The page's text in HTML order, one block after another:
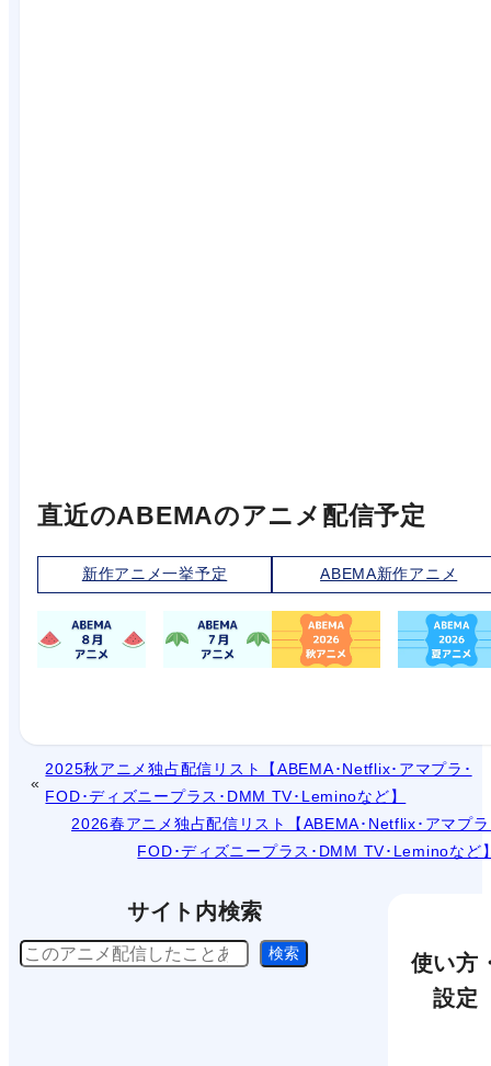
直近のABEMAのアニメ配信予定
新作アニメ一挙予定 ABEMA新作アニメ
2025秋アニメ独占配信リスト【ABEMA･Netflix･アマプラ･
FOD･ディズニープラス･DMM TV･Leminoなど】
2026春アニメ独占配信リスト【ABEMA･Netflix･アマプ
FOD･ディズニープラス･DMM TV･Leminoなど
サイト内検索
検
検索
使い方
設定